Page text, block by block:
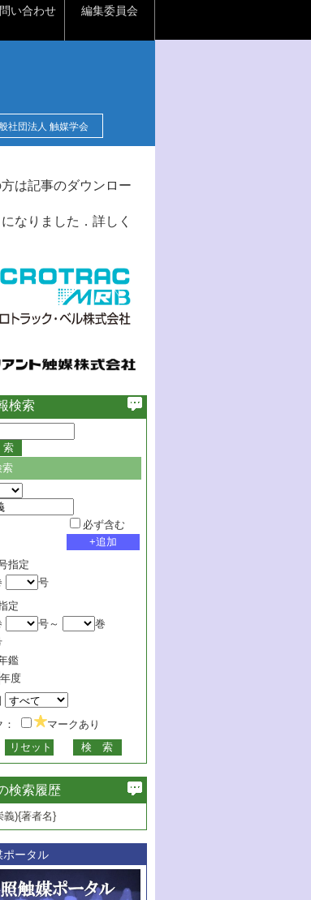
い合わせ 編集委員会
社団法人 触媒学会
は記事のダウンロー
なりました．詳しく
検索
索
必ず含む
指定
号
定
号～
巻
鑑
年度
：
マークあり
検索履歴
義){著者名}
ポータル